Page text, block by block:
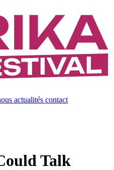
actualités contact
Talk